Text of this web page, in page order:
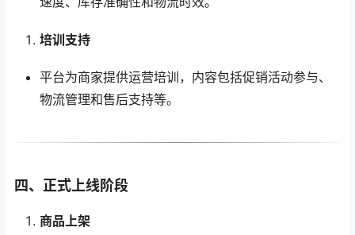
培训支持
平台为商家提供运营培训，内容包括促销活动参与、
物流管理和售后支持等。
四、正式上线阶段
商品上架